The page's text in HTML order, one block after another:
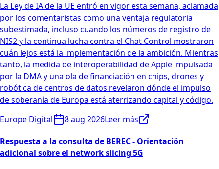
La Ley de IA de la UE entró en vigor esta semana, aclamada
por los comentaristas como una ventaja regulatoria
subestimada, incluso cuando los números de registro de
NIS2 y la continua lucha contra el Chat Control mostraron
cuán lejos está la implementación de la ambición. Mientras
tanto, la medida de interoperabilidad de Apple impulsada
por la DMA y una ola de financiación en chips, drones y
robótica de centros de datos revelaron dónde el impulso
de soberanía de Europa está aterrizando capital y código.
Europe Digital
8 aug 2026Leer más
Respuesta a la consulta de BEREC - Orientación
adicional sobre el network slicing 5G